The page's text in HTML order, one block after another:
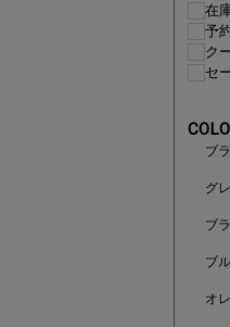
在
予
ク
セ
ブ
グ
ブ
ブ
オ